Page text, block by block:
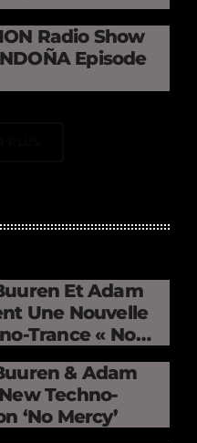
Radio Show
Episode
Et Adam
Une Nouvelle
Trance « No
& Adam
Techno-
‘No Mercy’